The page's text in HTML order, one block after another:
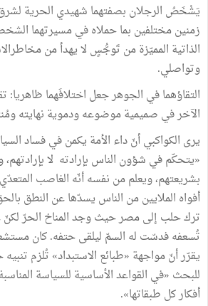
يَشْخَصُ الرجلان بصفتهما شهيدي الحرية
زمنين مختلفين بما حملاه في مسيرتهما
الذاتية المميّزة من تَوجُّسٍ لا يهدأ من
وتواصلي.
التقاؤهما في الجوهر جعل اختلافَهما
الآخر في صميمية موضوعه ودموية نهايته
يرى الكواكبي أنّ داء الأمة يكمن في فساد
«يتحكّم في شؤون الناس بإرادته لا بإرادتهم،
بشريعتهم، ويعلم من نفسه أنّه الغاصب
أفواه الملايين من الناس يسدّها عن النطق
ترك حلب إلى مصر حيث وجد المناخ الحرّ لكنّ
تُسعفه فدسّت له السمّ ليلقى حتفه. كان
يقرّر أنّ مواجهة «طبائع الاستبداد» تُلزم
للبحث «في القواعد الأساسية للسياسة
أفكار كل طبقاتها».